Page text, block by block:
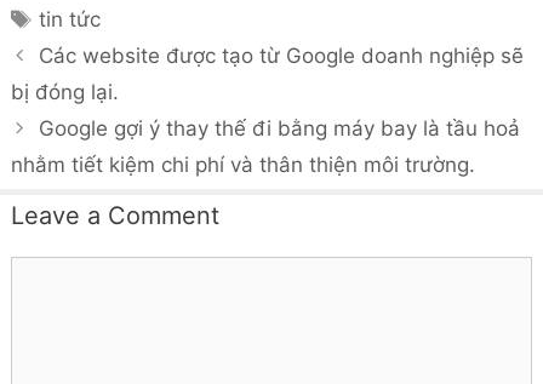
Tags
tin tức
Các website được tạo từ Google doanh nghiệp sẽ
bị đóng lại.
Google gợi ý thay thế đi bằng máy bay là tầu hoả
nhằm tiết kiệm chi phí và thân thiện môi trường.
Leave a Comment